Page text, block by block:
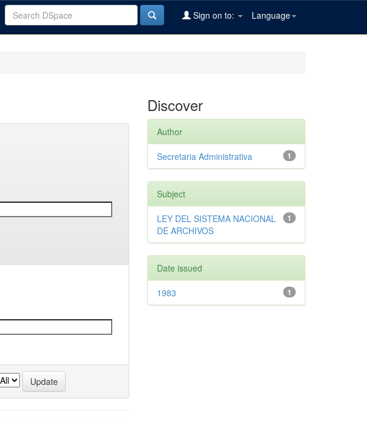
Language
Sign on to:
Discover
Author
1
Secretaria Administrativa
Subject
1
LEY DEL SISTEMA NACIONAL
DE ARCHIVOS
Date issued
1
1983